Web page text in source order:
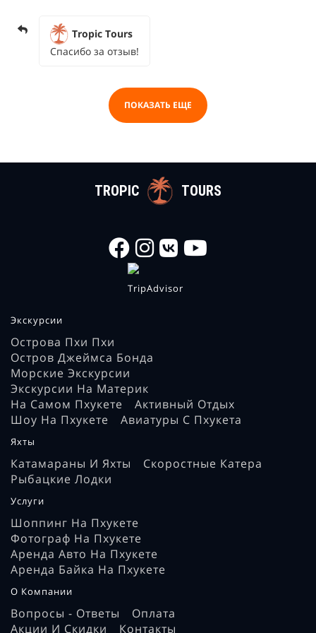
Tropic Tours
Спасибо за отзыв!
ПОКАЗАТЬ ЕЩЕ
TROPIC TOURS
Экскурсии
Острова Пхи Пхи
Остров Джеймса Бонда
Морские Экскурсии
Экскурсии На Материк
На Самом Пхукете
Активный Отдых
Шоу На Пхукете
Авиатуры С Пхукета
Яхты
Катамараны И Яхты
Скоростные Катера
Рыбацкие Лодки
Услуги
Шоппинг На Пхукете
Фотограф На Пхукете
Аренда Авто На Пхукете
Аренда Байка На Пхукете
О Компании
Вопросы - Ответы
Оплата
Акции И Скидки
Контакты